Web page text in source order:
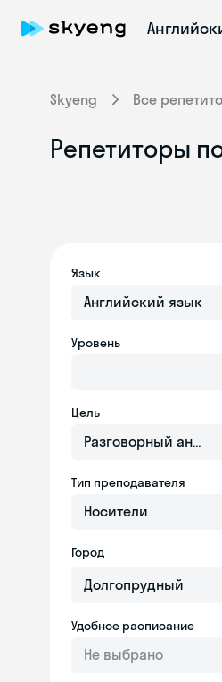
Skyeng Все
Репетиторы
Язык
Английский язык
Уровень
Цель
Разговорный
Тип преподавателя
Носители
Город
Удобное расписание
Не выбрано